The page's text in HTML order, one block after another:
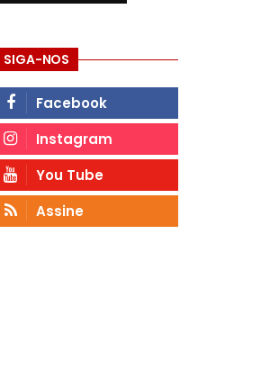
SIGA-NOS
Facebook
Instagram
You Tube
Assine